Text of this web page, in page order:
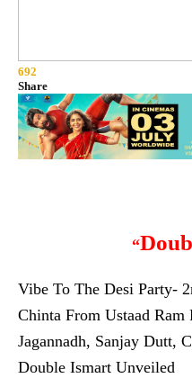
692
Share
“
Vibe To The Desi Party-
Chinta From Ustaad
Jagannadh, Sanjay Dutt,
Double Ismart Unveiled